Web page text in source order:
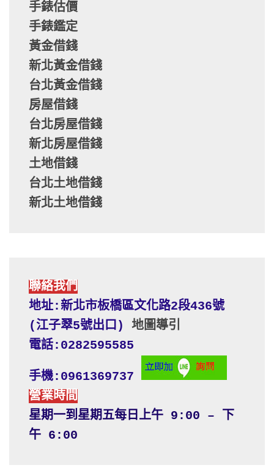
手錶估價
手錶鑑定
黃金借錢
新北黃金借錢
台北黃金借錢
房屋借錢
台北房屋借錢
新北房屋借錢
土地借錢
台北土地借錢
新北土地借錢
聯絡我們
地址:新北市板橋區文化路2段436號
(江子翠5號出口) 地圖導引
電話:0282595585
手機:0961369737
營業時間
星期一到星期五每日上午 9:00 – 下
午 6:00